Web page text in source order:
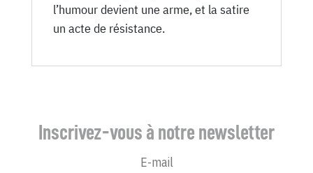
l’humour devient une arme, et la satire
un acte de résistance.
Inscrivez-vous à notre newsletter